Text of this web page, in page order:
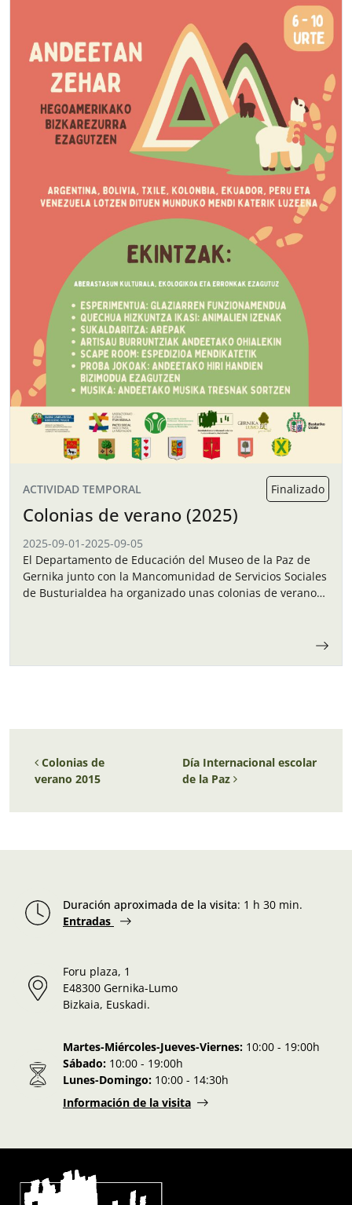
ACTIVIDAD TEMPORAL Finalizado
Colonias de verano (2025)
2025-09-01-2025-09-05
El Departamento de Educación del Museo de la Paz de
Gernika junto con la Mancomunidad de Servicios Sociales
de Busturialdea ha organizado unas colonias de verano
Navegación de entradas
Colonias de
verano 2015
Día Internacional escolar
de la Paz
Duración aproximada de la visita: 1 h 30 min.
Entradas
Foru plaza, 1
E48300 Gernika-Lumo
Bizkaia, Euskadi.
Martes-Miércoles-Jueves-Viernes: 10:00 - 19:00h
Sábado: 10:00 - 19:00h
Lunes-Domingo: 10:00 - 14:30h
Información de la visita